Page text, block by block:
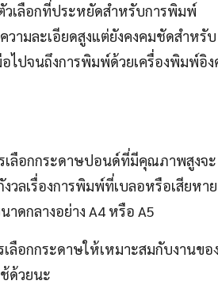
วเลือกที่ประหยัดสำหรับการพิมพ์
วามละเอียดสูงแต่ยังคงคมชัดสำหรับ
ไปจนถึงการพิมพ์ด้วยเครื่องพิมพ์อิง
เลือกกระดาษปอนด์ที่มีคุณภาพสูงจะ
วลเรื่องการพิมพ์ที่เบลอหรือเสียหาย
ดกลางอย่าง A4 หรือ A5
ลือกกระดาษให้เหมาะสมกับงานของ
ด้วยนะ